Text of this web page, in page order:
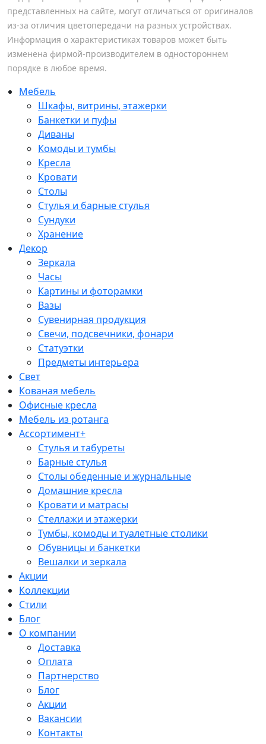
представленных на сайте, могут отличаться от оригиналов
из-за отличия цветопередачи на разных устройствах.
Информация о характеристиках товаров может быть
изменена фирмой-производителем в одностороннем
порядке в любое время.
Мебель
Шкафы, витрины, этажерки
Банкетки и пуфы
Диваны
Комоды и тумбы
Кресла
Кровати
Столы
Стулья и барные стулья
Сундуки
Хранение
Декор
Зеркала
Часы
Картины и фоторамки
Вазы
Сувенирная продукция
Свечи, подсвечники, фонари
Статуэтки
Предметы интерьера
Свет
Кованая мебель
Офисные кресла
Мебель из ротанга
Ассортимент+
Стулья и табуреты
Барные стулья
Столы обеденные и журнальные
Домашние кресла
Кровати и матрасы
Стеллажи и этажерки
Тумбы, комоды и туалетные столики
Обувницы и банкетки
Вешалки и зеркала
Акции
Коллекции
Стили
Блог
О компании
Доставка
Оплата
Партнерство
Блог
Акции
Вакансии
Контакты